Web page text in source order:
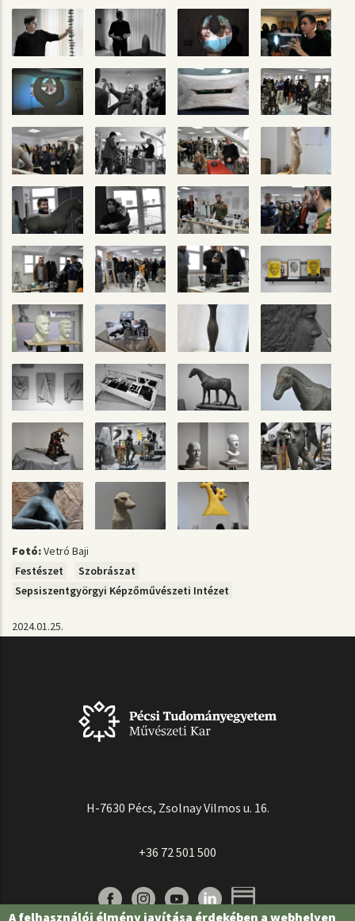
Fotó:Vetró Baji
Festészet
Szobrászat
Sepsiszentgyörgyi Képzőművészeti Intézet
2024.01.25.
H-7630 Pécs, Zsolnay Vilmos u. 16.
+36 72 501 500
A felhasználói élmény javítása érdekében a webhelyen